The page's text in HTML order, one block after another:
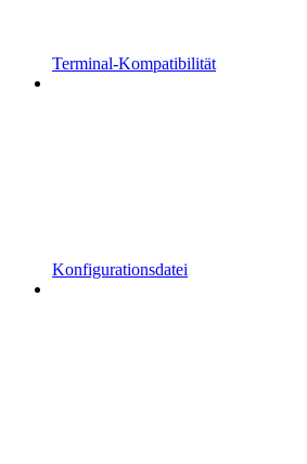
Terminal-Kompatibilität
Konfigurationsdatei